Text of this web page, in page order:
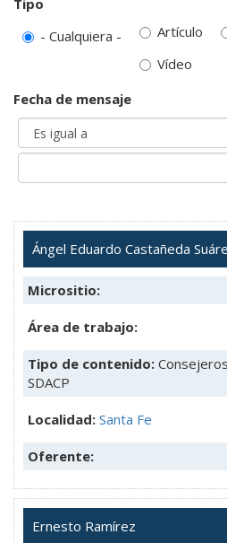
Tipo
- Cualquiera -
Artículo
Vídeo
Fecha de mensaje
Ángel Eduardo Castañeda
Micrositio:
Área de trabajo:
Tipo de contenido: Consejeros
SDACP
Localidad: Santa Fe
Oferente:
Ernesto Ramírez